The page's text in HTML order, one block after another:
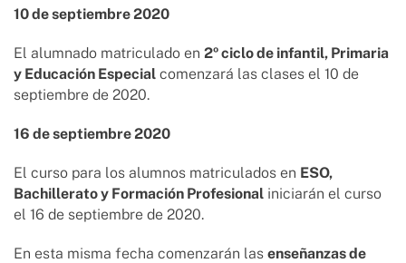
10 de septiembre 2020
El alumnado matriculado en 2º ciclo de infantil, Primaria
y Educación Especial comenzará las clases el 10 de
septiembre de 2020.
16 de septiembre 2020
El curso para los alumnos matriculados en ESO,
Bachillerato y Formación Profesional iniciarán el curso
el 16 de septiembre de 2020.
En esta misma fecha comenzarán las enseñanzas de